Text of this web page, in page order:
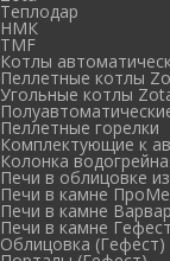
Теплодар
НМК
TMF
Котлы
Пеллетные котлы
Угольные котлы
Пеллетные горелки
Комплектующие к
Колонка
Печи в облицовке
Печи в камне
Печи в камне
Печи в камне Гефест
Облицовка (Гефест)